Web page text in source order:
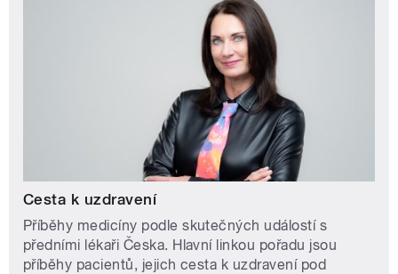
Cesta k uzdravení
Příběhy medicíny podle skutečných událostí s
předními lékaři Česka. Hlavní linkou pořadu jsou
příběhy pacientů, jejich cesta k uzdravení pod